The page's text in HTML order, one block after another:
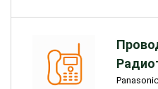
Panasonic